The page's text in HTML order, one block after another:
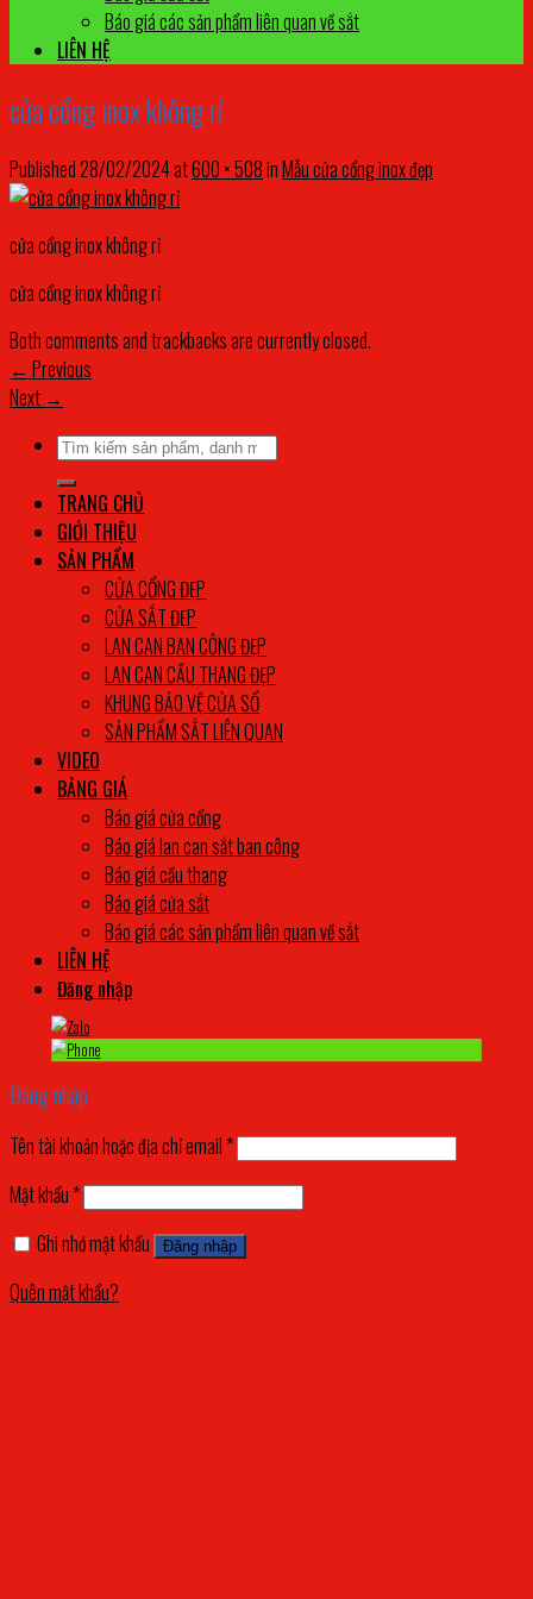
Báo giá các sản phẩm liên quan về sắt
LIÊN HỆ
cửa cổng inox không rỉ
Published28/02/2024at600 × 508inMẫu cửa cổng inox đẹp
cửa cổng inox không rỉ
cửa cổng inox không rỉ
Both comments and trackbacks are currently closed.
← Previous
Next →
Tìm
kiếm:
TRANG CHỦ
GIỚI THIỆU
SẢN PHẨM
CỬA CỔNG ĐẸP
CỬA SẮT ĐẸP
LAN CAN BAN CÔNG ĐẸP
LAN CAN CẦU THANG ĐẸP
KHUNG BẢO VỆ CỬA SỔ
SẢN PHẨM SẮT LIÊN QUAN
VIDEO
BẢNG GIÁ
Báo giá cửa cổng
Báo giá lan can sắt ban công
Báo giá cầu thang
Báo giá cửa sắt
Báo giá các sản phẩm liên quan về sắt
LIÊN HỆ
Đăng nhập
Đăng nhập
Tên tài khoản hoặc địa chỉ email *
Mật khẩu *
Ghi nhớ mật khẩu
Đăng nhập
Quên mật khẩu?